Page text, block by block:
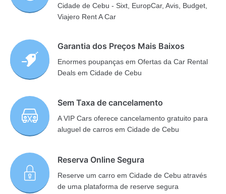
Cidade de Cebu - Sixt, EuropCar, Avis, Budget,
Viajero Rent A Car
Garantia dos Preços Mais Baixos
Enormes poupanças em Ofertas da Car Rental
Deals em Cidade de Cebu
Sem Taxa de cancelamento
A VIP Cars oferece cancelamento gratuito para
aluguel de carros em Cidade de Cebu
Reserva Online Segura
Reserve um carro em Cidade de Cebu através
de uma plataforma de reserve segura